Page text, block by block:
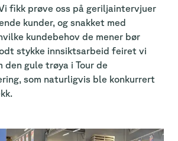
fikk prøve oss på geriljaintervjuer
kunder, og snakket med
kundebehov de mener bør
stykke innsiktsarbeid feiret vi
den gule trøya i Tour de
som naturligvis ble konkurrert